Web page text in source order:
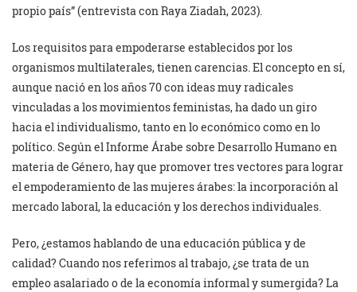
propio país” (entrevista con Raya Ziadah, 2023).
Los requisitos para empoderarse establecidos por los
organismos multilaterales, tienen carencias. El concepto en sí,
aunque nació en los años 70 con ideas muy radicales
vinculadas a los movimientos feministas, ha dado un giro
hacia el individualismo, tanto en lo económico como en lo
político. Según el Informe Árabe sobre Desarrollo Humano en
materia de Género, hay que promover tres vectores para lograr
el empoderamiento de las mujeres árabes: la incorporación al
mercado laboral, la educación y los derechos individuales.
Pero, ¿estamos hablando de una educación pública y de
calidad? Cuando nos referimos al trabajo, ¿se trata de un
empleo asalariado o de la economía informal y sumergida? La